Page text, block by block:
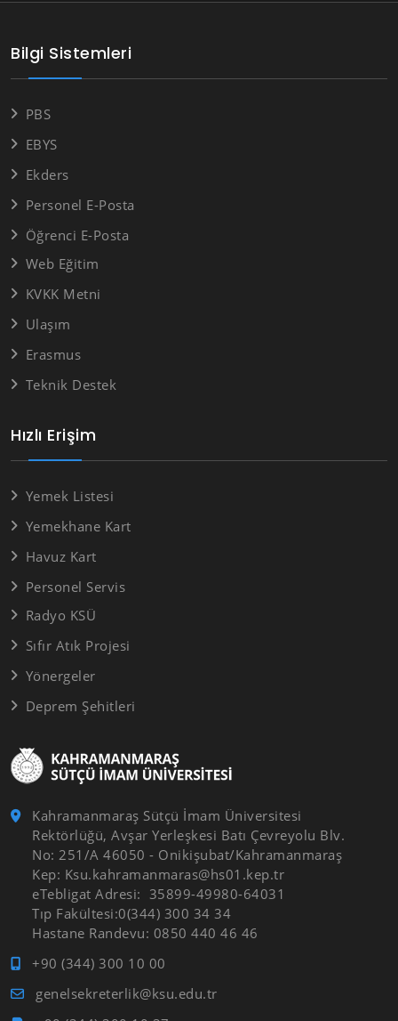
Kahramanmaraş Sütçü İmam Üniversitesi
Rektörlüğü, Avşar Yerleşkesi Batı Çevreyolu Blv.
No: 251/A 46050 - Onikişubat/Kahramanmaraş
Kep: Ksu.kahramanmaras@hs01.kep.tr
eTebligat Adresi: 35899-49980-64031
Tıp Fakültesi:0(344) 300 34 34
Hastane Randevu: 0850 440 46 46
+90 (344) 300 10 00
genelsekreterlik@ksu.edu.tr
Hızlı Erişim
Yemek Listesi
Yemekhane Kart
Havuz Kart
Personel Servis
Radyo KSÜ
Sıfır Atık Projesi
Yönergeler
Deprem Şehitleri
Bilgi Sistemleri
PBS
EBYS
Ekders
Personel E-Posta
Öğrenci E-Posta
Web Eğitim
KVKK Metni
Ulaşım
Erasmus
Teknik Destek